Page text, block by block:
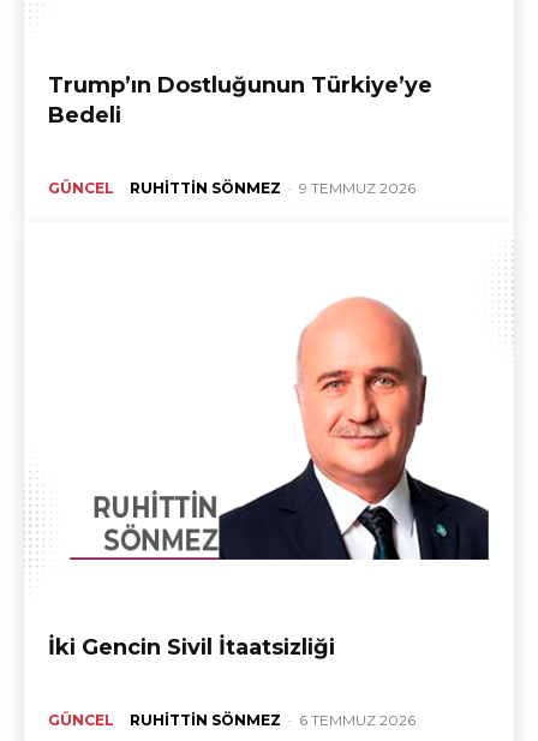
Trump’ın Dostluğunun Türkiye’ye
Bedeli
GÜNCEL RUHITTIN SÖNMEZ - 9 TEMMUZ 2026
İki Gencin Sivil İtaatsizliği
GÜNCEL RUHITTIN SÖNMEZ - 6 TEMMUZ 2026